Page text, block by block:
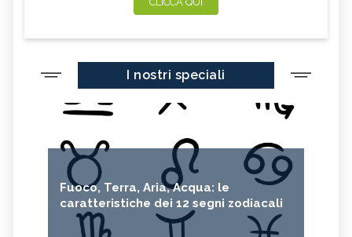
I nostri speciali
Fuoco, Terra, Aria, Acqua: le
caratteristiche dei 12 segni zodiacali